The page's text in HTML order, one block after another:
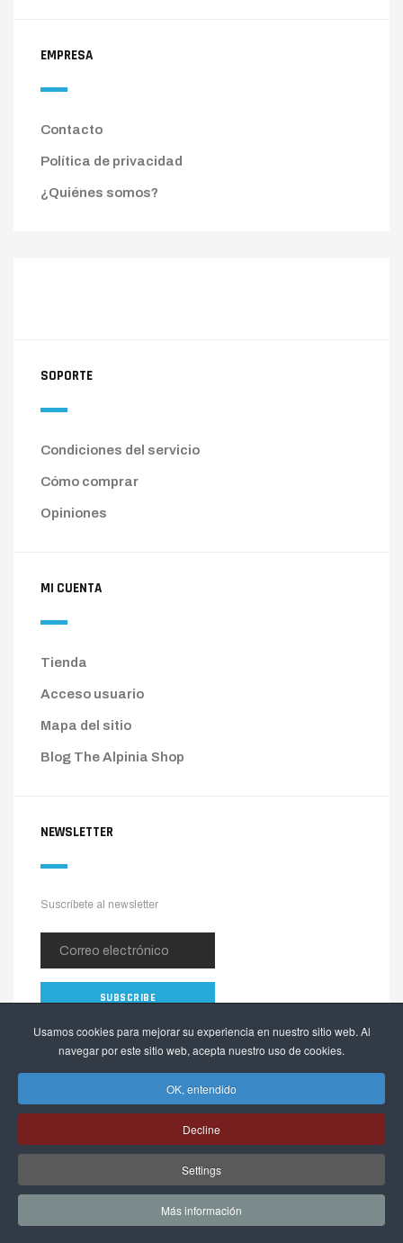
Usamos cookies para mejorar su experiencia en nuestro sitio web. Al
navegar por este sitio web, acepta nuestro uso de cookies.
OK, entendido
Decline
Settings
Más información
EMPRESA
Contacto
Política de privacidad
¿Quiénes somos?
SOPORTE
Condiciones del servicio
Cómo comprar
Opiniones
MI CUENTA
Tienda
Acceso usuario
Mapa del sitio
Blog The Alpinia Shop
NEWSLETTER
Suscríbete al newsletter
Copyright © 2026 The Alpinia Shop. Todos los derechos reservados.
Webactualizable.com